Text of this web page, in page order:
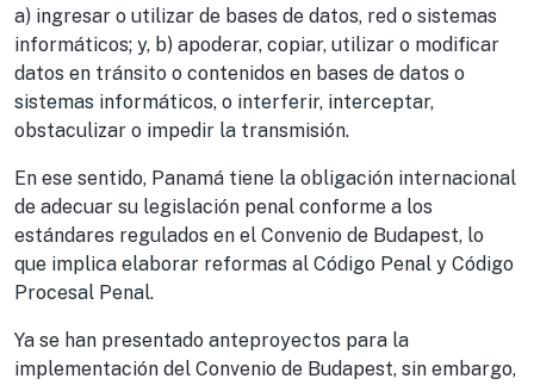
a) ingresar o utilizar de bases de datos, red o sistemas
informáticos; y, b) apoderar, copiar, utilizar o modificar
datos en tránsito o contenidos en bases de datos o
sistemas informáticos, o interferir, interceptar,
obstaculizar o impedir la transmisión.
En ese sentido, Panamá tiene la obligación internacional
de adecuar su legislación penal conforme a los
estándares regulados en el Convenio de Budapest, lo
que implica elaborar reformas al Código Penal y Código
Procesal Penal.
Ya se han presentado anteproyectos para la
implementación del Convenio de Budapest, sin embargo,